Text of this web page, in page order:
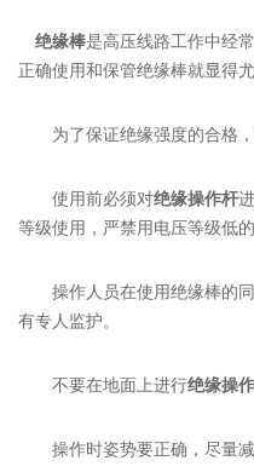
绝缘棒是高压线路工作中经
正确使用和保管绝缘棒就显得尤
为了保证绝缘强度的合格
使用前必须对绝缘操作杆
等级使用，严禁用电压等级低
操作人员在使用绝缘棒的同
有专人监护。
不要在地面上进行绝缘操
操作时姿势要正确，尽量减